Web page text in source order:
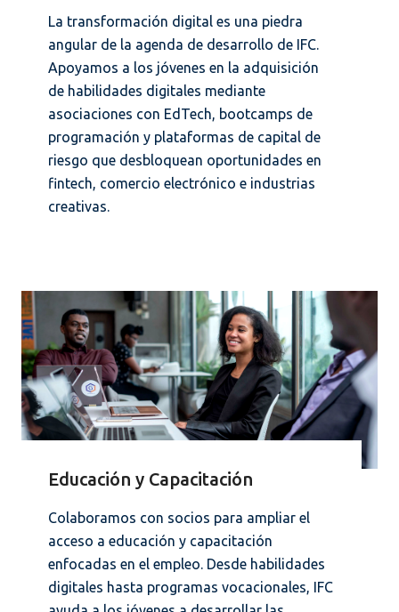
La transformación digital es una piedra
angular de la agenda de desarrollo de IFC.
Apoyamos a los jóvenes en la adquisición
de habilidades digitales mediante
asociaciones con EdTech, bootcamps de
programación y plataformas de capital de
riesgo que desbloquean oportunidades en
fintech, comercio electrónico e industrias
creativas.
Educación y Capacitación
Colaboramos con socios para ampliar el
acceso a educación y capacitación
enfocadas en el empleo. Desde habilidades
digitales hasta programas vocacionales, IFC